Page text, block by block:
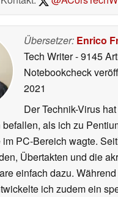
Übersetzer: Enrico
Tech Writer- 9145
Notebookcheck
2021
Der Technik-Virus
als ich zu
PC-Bereich wagte.
Übertakten und die
einfach dazu.
ich zudem ein